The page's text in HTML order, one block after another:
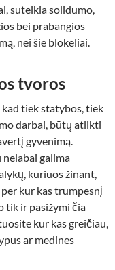
suteikia solidumo,
bei prabangios
nei šie blokeliai.
tvoros
tiek statybos, tiek
darbai, būtų atlikti
gyvenimą.
nelabai galima
kuriuos žinant,
kur kas trumpesnį
tik ir pasižymi čia
kur kas greičiau,
ar medines